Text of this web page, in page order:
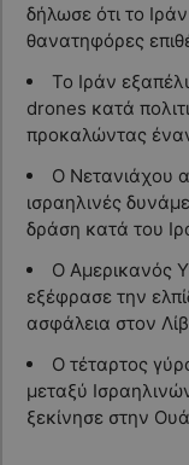
δήλωσε ότι το
θανατηφόρες
Το Ιράν
drones κατά
προκαλώντας
Ο Νετανιάχου
ισραηλινές
δράση κατά του
Ο Αμερικανός
εξέφρασε την
ασφάλεια στον
Ο τέταρτος
μεταξύ
ξεκίνησε στην